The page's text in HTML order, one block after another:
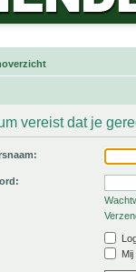
vereist dat je